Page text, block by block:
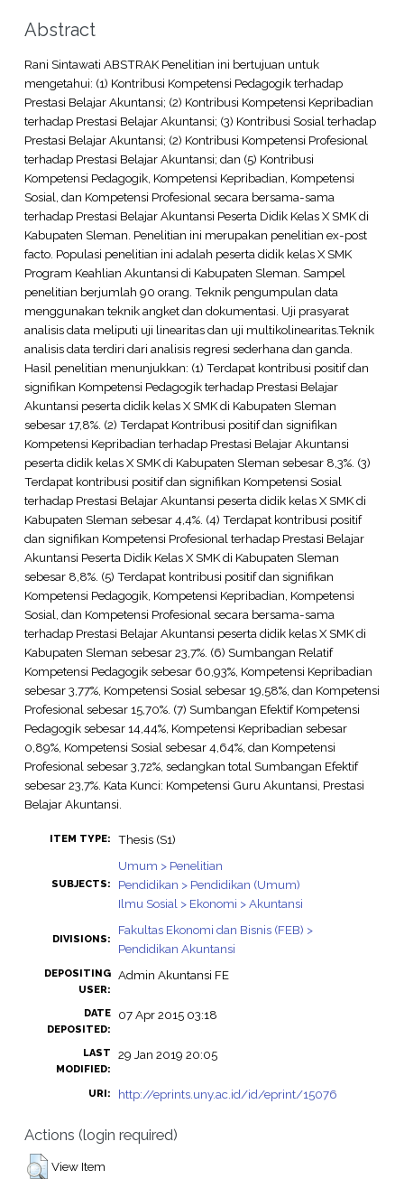
Abstract
Rani Sintawati ABSTRAK Penelitian ini bertujuan untuk
mengetahui: (1) Kontribusi Kompetensi Pedagogik terhadap
Prestasi Belajar Akuntansi; (2) Kontribusi Kompetensi Kepribadian
terhadap Prestasi Belajar Akuntansi; (3) Kontribusi Sosial terhadap
Prestasi Belajar Akuntansi; (2) Kontribusi Kompetensi Profesional
terhadap Prestasi Belajar Akuntansi; dan (5) Kontribusi
Kompetensi Pedagogik, Kompetensi Kepribadian, Kompetensi
Sosial, dan Kompetensi Profesional secara bersama-sama
terhadap Prestasi Belajar Akuntansi Peserta Didik Kelas X SMK di
Kabupaten Sleman. Penelitian ini merupakan penelitian ex-post
facto. Populasi penelitian ini adalah peserta didik kelas X SMK
Program Keahlian Akuntansi di Kabupaten Sleman. Sampel
penelitian berjumlah 90 orang. Teknik pengumpulan data
menggunakan teknik angket dan dokumentasi. Uji prasyarat
analisis data meliputi uji linearitas dan uji multikolinearitas.Teknik
analisis data terdiri dari analisis regresi sederhana dan ganda.
Hasil penelitian menunjukkan: (1) Terdapat kontribusi positif dan
signifikan Kompetensi Pedagogik terhadap Prestasi Belajar
Akuntansi peserta didik kelas X SMK di Kabupaten Sleman
sebesar 17,8%. (2) Terdapat Kontribusi positif dan signifikan
Kompetensi Kepribadian terhadap Prestasi Belajar Akuntansi
peserta didik kelas X SMK di Kabupaten Sleman sebesar 8,3%. (3)
Terdapat kontribusi positif dan signifikan Kompetensi Sosial
terhadap Prestasi Belajar Akuntansi peserta didik kelas X SMK di
Kabupaten Sleman sebesar 4,4%. (4) Terdapat kontribusi positif
dan signifikan Kompetensi Profesional terhadap Prestasi Belajar
Akuntansi Peserta Didik Kelas X SMK di Kabupaten Sleman
sebesar 8,8%. (5) Terdapat kontribusi positif dan signifikan
Kompetensi Pedagogik, Kompetensi Kepribadian, Kompetensi
Sosial, dan Kompetensi Profesional secara bersama-sama
terhadap Prestasi Belajar Akuntansi peserta didik kelas X SMK di
Kabupaten Sleman sebesar 23,7%. (6) Sumbangan Relatif
Kompetensi Pedagogik sebesar 60,93%, Kompetensi Kepribadian
sebesar 3,77%, Kompetensi Sosial sebesar 19,58%, dan Kompetensi
Profesional sebesar 15,70%. (7) Sumbangan Efektif Kompetensi
Pedagogik sebesar 14,44%, Kompetensi Kepribadian sebesar
0,89%, Kompetensi Sosial sebesar 4,64%, dan Kompetensi
Profesional sebesar 3,72%, sedangkan total Sumbangan Efektif
sebesar 23,7%. Kata Kunci: Kompetensi Guru Akuntansi, Prestasi
Belajar Akuntansi.
ITEM TYPE: Thesis (S1)
SUBJECTS:
Umum > Penelitian
Pendidikan > Pendidikan (Umum)
Ilmu Sosial > Ekonomi > Akuntansi
DIVISIONS:
Fakultas Ekonomi dan Bisnis (FEB) >
Pendidikan Akuntansi
DEPOSITING
USER:
Admin Akuntansi FE
DATE
DEPOSITED:
07 Apr 2015 03:18
LAST
MODIFIED:
29 Jan 2019 20:05
URI: http://eprints.uny.ac.id/id/eprint/15076
Actions (login required)
View Item